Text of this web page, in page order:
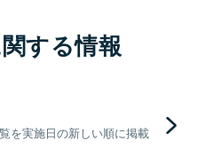
する情報
を実施日の新しい順に掲載